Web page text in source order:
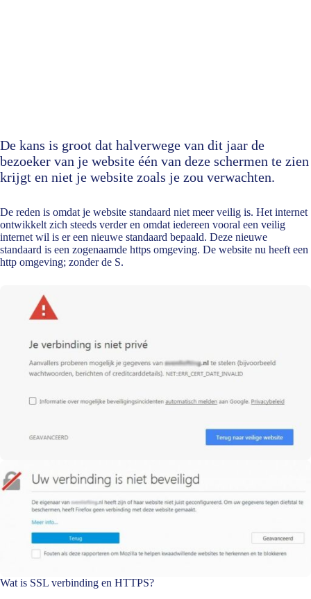
De kans is groot dat halverwege van dit jaar de
bezoeker van je website één van deze schermen te zien
krijgt en niet je website zoals je zou verwachten.
De reden is omdat je website standaard niet meer veilig is. Het internet
ontwikkelt zich steeds verder en omdat iedereen vooral een veilig
internet wil is er een nieuwe standaard bepaald. Deze nieuwe
standaard is een zogenaamde https omgeving. De website nu heeft een
http omgeving; zonder de S.
Wat is SSL verbinding en HTTPS?